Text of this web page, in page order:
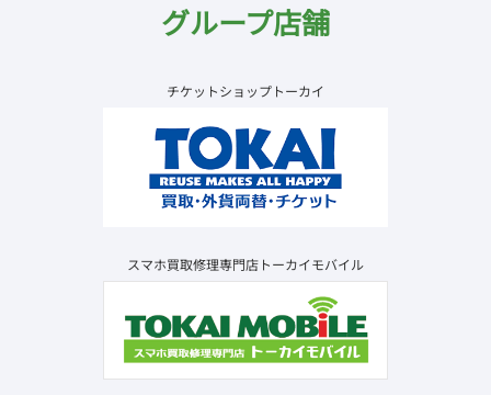
グループ店舗
チケットショップトーカイ
スマホ買取修理専門店トーカイモバイル